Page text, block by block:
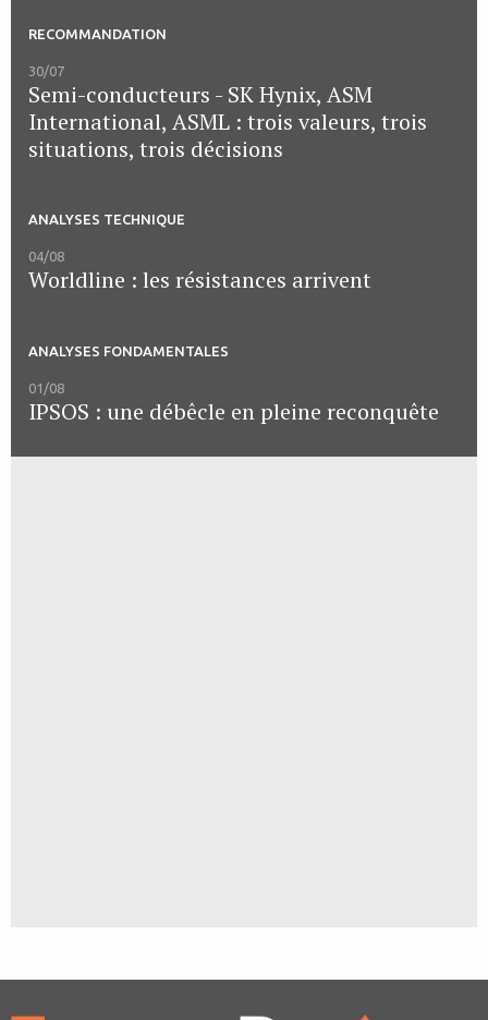
RECOMMANDATION
30/07
Semi-conducteurs - SK Hynix, ASM
International, ASML : trois valeurs, trois
situations, trois décisions
ANALYSES TECHNIQUE
04/08
Worldline : les résistances arrivent
ANALYSES FONDAMENTALES
01/08
IPSOS : une débêcle en pleine reconquête